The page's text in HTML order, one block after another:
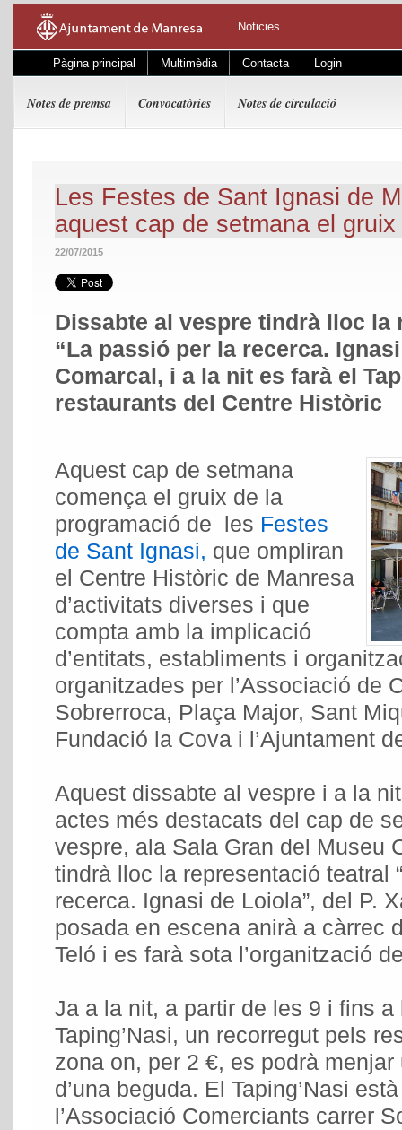
Noticies
Pàgina principal Multimèdia Contacta Login
Notes de premsa Convocatòries Notes de circulació
Les Festes de Sant Ignasi de
aquest cap de setmana el
22/07/2015
Dissabte al vespre tindrà lloc la
“La passió per la recerca.
Comarcal, i a la nit es farà el
restaurants del Centre Històric
Aquest cap de setmana
comença el gruix de la
programació de les Festes
de Sant Ignasi, que ompliran
el Centre Històric de Manresa
d’activitats diverses i que
compta amb la implicació
d’entitats, establiments i
organitzades per l’Associació de
Sobrerroca, Plaça Major, Sant
Fundació la Cova i l’Ajuntament
Aquest dissabte al vespre i a la
actes més destacats del cap de
vespre, ala Sala Gran del Museu
tindrà lloc la representació teatral
recerca. Ignasi de Loiola”, del P.
posada en escena anirà a càrrec
Teló i es farà sota l’organització
Ja a la nit, a partir de les 9 i fins
Taping’Nasi, un recorregut pels
zona on, per 2 €, es podrà
d’una beguda. El Taping’Nasi
l’Associació Comerciants carrer